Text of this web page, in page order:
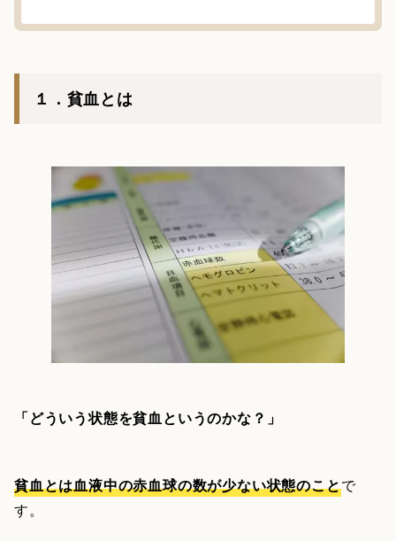
１．貧血とは
「どういう状態を貧血というのかな？」
貧血とは血液中の赤血球の数が少ない状態のことで
す。